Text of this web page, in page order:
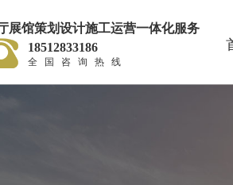
展馆策划设计施工运营一体化服务
18512833186
全国咨询热线